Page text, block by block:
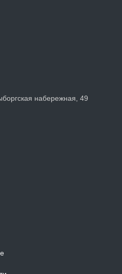
набережная, 49